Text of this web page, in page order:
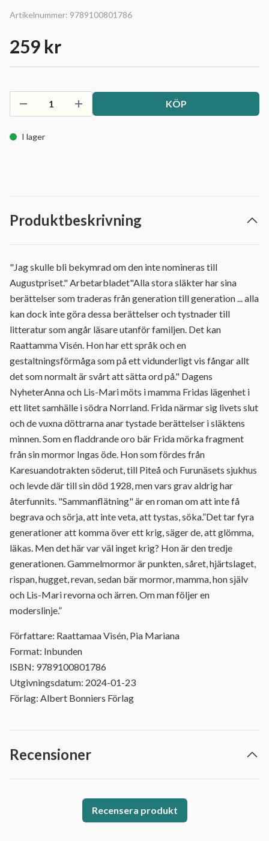
Artikelnummer: 9789100801786
259 kr
KÖP
I lager
Produktbeskrivning
"Jag skulle bli bekymrad om den inte nomineras till
Augustpriset." Arbetarbladet"Alla stora släkter har sina
berättelser som traderas från generation till generation ... alla
kan dock inte göra dessa berättelser och tystnader till
litteratur som angår läsare utanför familjen. Det kan
Raattamma Visén. Hon har ett språk och en
gestaltningsförmåga som på ett vidunderligt vis fångar allt
det som normalt är svårt att sätta ord på." Dagens
NyheterAnna och Lis-Mari möts i mamma Fridas lägenhet i
ett litet samhälle i södra Norrland. Frida närmar sig livets slut
och de vuxna döttrarna anar tystade berättelser i släktens
minnen. Som en fladdrande oro bär Frida mörka fragment
från sin mormor Ingas öde. Hon som fördes från
Karesuandotrakten söderut, till Piteå och Furunäsets sjukhus
och levde där till sin död 1928, men vars grav aldrig har
återfunnits. "Sammanflätning" är en roman om att inte få
begrava och sörja, att inte veta, att tystas, söka.”Det tar fyra
generationer att komma över ett krig, säger de, att glömma,
läkas. Men det här var väl inget krig? Hon är den tredje
generationen. Gammelmormor är punkten, såret, hjärtslaget,
rispan, hugget, revan, sedan bär mormor, mamma, hon själv
och Lis-Mari revorna och ärren. Om man följer en
moderslinje.”
Författare: Raattamaa Visén, Pia Mariana
Format: Inbunden
ISBN: 9789100801786
Utgivningsdatum: 2024-01-23
Förlag: Albert Bonniers Förlag
Recensioner
Recensera produkt